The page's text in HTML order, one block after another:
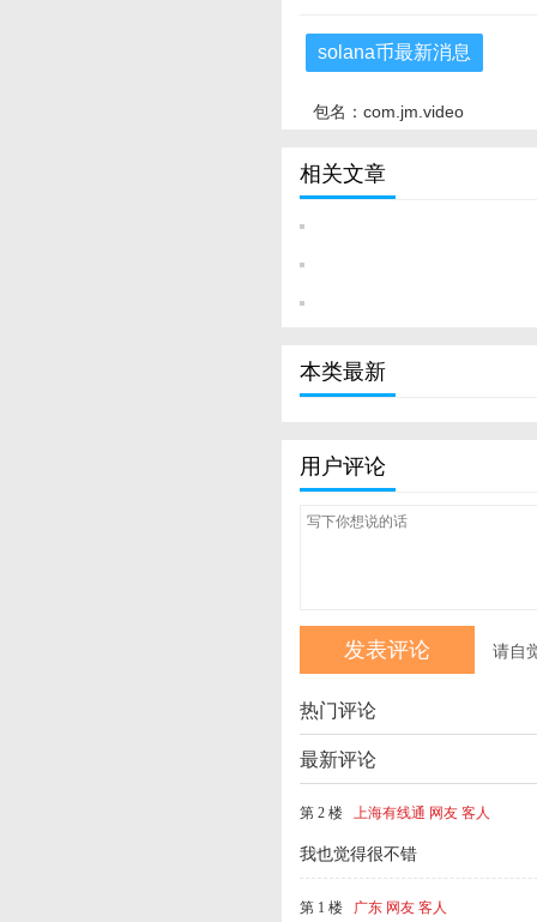
solana币最新消息
包名：com.jm.video
相关文章
本类最新
用户评论
请自
热门评论
最新评论
第 2 楼 上海有线通 网友 客人
我也觉得很不错
第 1 楼 广东 网友 客人